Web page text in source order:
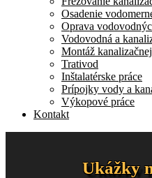
Osadenie
Oprava
Vodovodná a
Montáž
Trativod
Inštalatérske práce
Prípojky vody a
Výkopové práce
Kontakt
Ukážky